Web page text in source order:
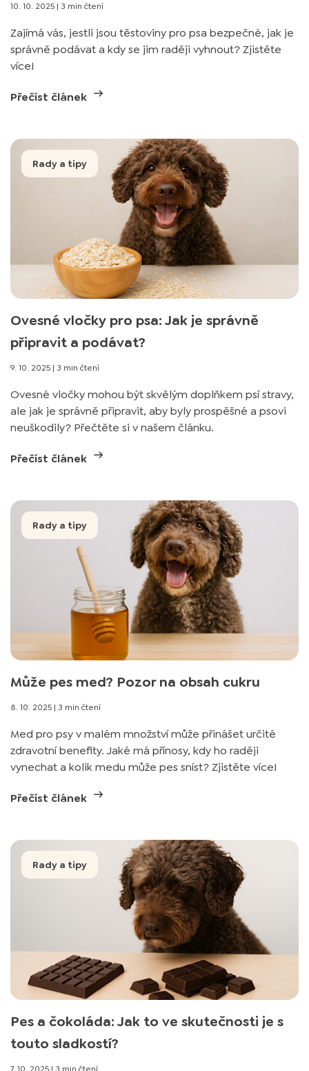
10. 10. 2025 | 3 min čtení
Zajímá vás, jestli jsou těstoviny pro psa bezpečné, jak je
správně podávat a kdy se jim raději vyhnout? Zjistěte
více!
Přečíst článek
Rady a tipy
Ovesné vločky pro psa: Jak je správně
připravit a podávat?
9. 10. 2025 | 3 min čtení
Ovesné vločky mohou být skvělým doplňkem psí stravy,
ale jak je správně připravit, aby byly prospěšné a psovi
neuškodily? Přečtěte si v našem článku.
Přečíst článek
Rady a tipy
Může pes med? Pozor na obsah cukru
8. 10. 2025 | 3 min čtení
Med pro psy v malém množství může přinášet určité
zdravotní benefity. Jaké má přínosy, kdy ho raději
vynechat a kolik medu může pes sníst? Zjistěte více!
Přečíst článek
Rady a tipy
Pes a čokoláda: Jak to ve skutečnosti je s
touto sladkostí?